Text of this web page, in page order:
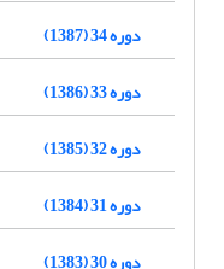
دوره 34 (1387)
دوره 33 (1386)
دوره 32 (1385)
دوره 31 (1384)
دوره 30 (1383)